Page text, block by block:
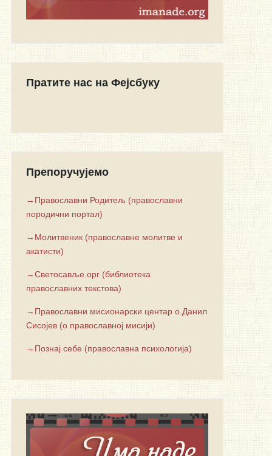
Пратите нас на Фејсбуку
Препоручујемо
→Православни Родитељ (православни
породични портал)
→Молитвеник (православне молитве и
акатисти)
→Светосавље.орг (библиотека
православних текстова)
→Православни мисионарски центар о.Данил
Сисојев (о православној мисији)
→Познај себе (православна психологија)